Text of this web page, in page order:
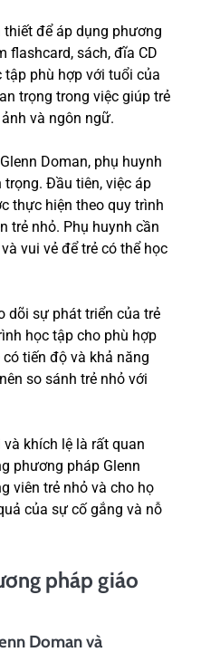
thiết để áp dụng phương
flashcard, sách, đĩa CD
phù hợp với tuổi của
trọng trong việc giúp trẻ
và ngôn ngữ.
Doman, phụ huynh
Đầu tiên, việc áp
thực hiện theo quy trình
trẻ nhỏ. Phụ huynh cần
vui vẻ để trẻ có thể học
dõi sự phát triển của trẻ
học tập cho phù hợp
tiến độ và khả năng
so sánh trẻ nhỏ với
khích lệ là rất quan
phương pháp Glenn
viên trẻ nhỏ và cho họ
của sự cố gắng và nỗ
pháp giáo
Doman và